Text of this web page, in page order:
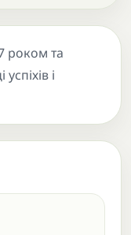
роком та
і